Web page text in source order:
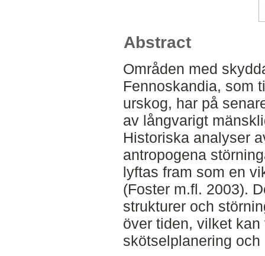
Abstract
Områden med
Fennoskandia, som
urskog, har på
av långvarigt
Historiska analyser
antropogena
lyftas fram som en
(Foster m.fl. 2003).
strukturer och
över tiden, vilket
skötselplanering och